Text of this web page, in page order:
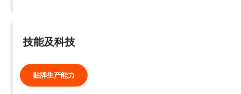
技能及科技
贴牌生产能力